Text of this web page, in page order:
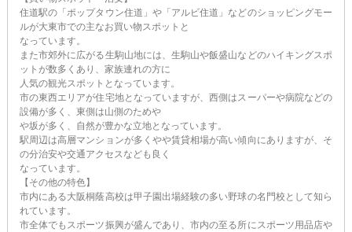
住道駅の「ポップタウン住道」や「アルビ住道」などのショッピングモー
ルが大東市での主なお買い物スポットと
なっています。
また市郊外に広がる生駒山地には、生駒山や飯盛山などのハイキングスポ
ットが数多くあり、家族連れの方に
人気の観光スポットとなっています。
市の東西エリアが住宅地となっていますが、西側はスーパーや病院などの
設備が多く、東側は山側のためや
や坂が多く、自然が豊かな立地となっています。
駅周辺は高層マンションが多くやや賃貸相場が高い傾向にありますが、そ
の分治安や交通アクセスなども良く
なっています。
【その他の特色】
市内にある大阪桐蔭高校は甲子園出場経験の多い野球の名門校として知ら
れています。
市全体でもスポーツ振興が盛んであり、市内の至る所にスポーツ用品店や